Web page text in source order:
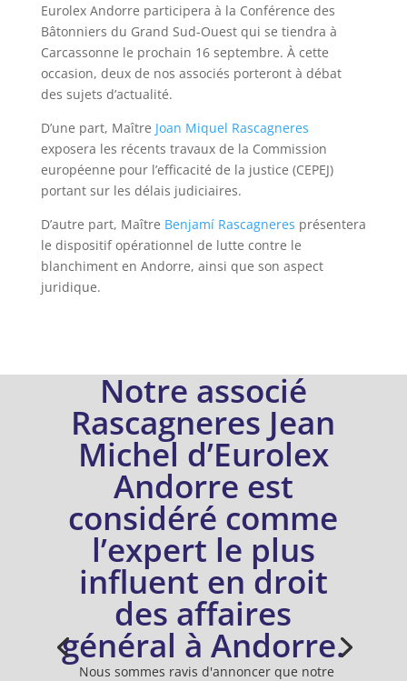
Eurolex Andorre participera à la Conférence des
Bâtonniers du Grand Sud-Ouest qui se tiendra à
Carcassonne le prochain 16 septembre. À cette
occasion, deux de nos associés porteront à débat
des sujets d’actualité.
D’une part, Maître Joan Miquel Rascagneres
exposera les récents travaux de la Commission
européenne pour l’efficacité de la justice (CEPEJ)
portant sur les délais judiciaires.
D’autre part, Maître Benjamí Rascagneres présentera
le dispositif opérationnel de lutte contre le
blanchiment en Andorre, ainsi que son aspect
juridique.
Notre associé
Rascagneres Jean
Michel d’Eurolex
Andorre est
considéré comme
l’expert le plus
influent en droit
des affaires
général à Andorre.
Nous sommes ravis d'annoncer que notre